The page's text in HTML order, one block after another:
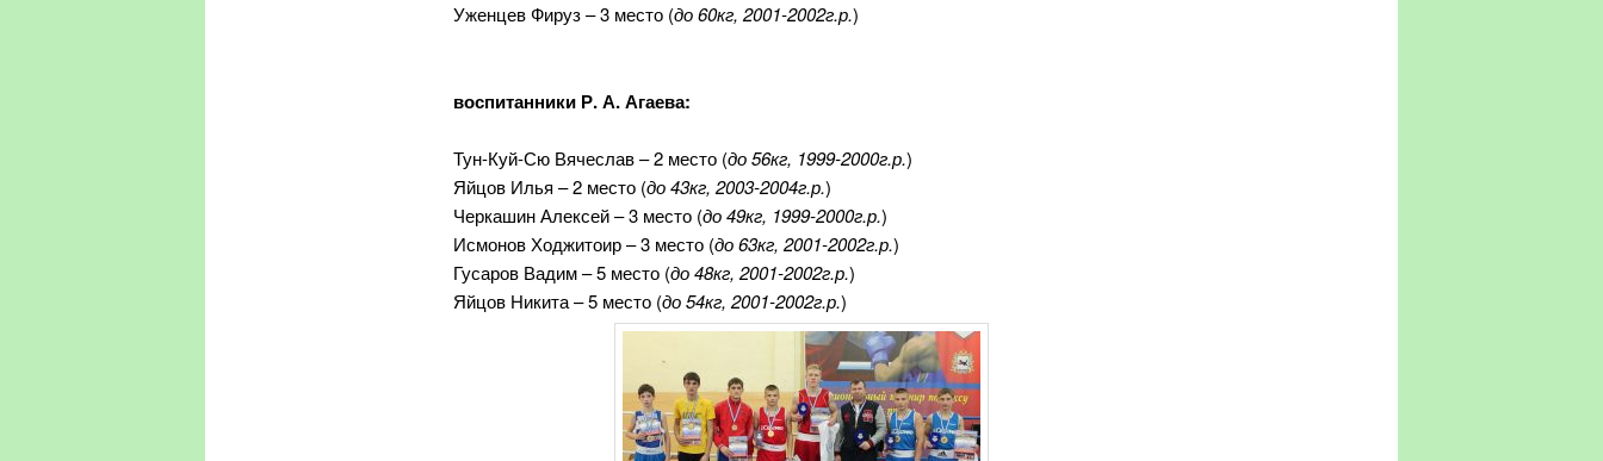
Уженцев Фируз – 3 место (до 60кг, 2001-2002г.р.)
воспитанники Р. А. Агаева:
Тун-Куй-Сю Вячеслав – 2 место (до 56кг, 1999-2000г.р.)
Яйцов Илья – 2 место (до 43кг, 2003-2004г.р.)
Черкашин Алексей – 3 место (до 49кг, 1999-2000г.р.)
Исмонов Ходжитоир – 3 место (до 63кг, 2001-2002г.р.)
Гусаров Вадим – 5 место (до 48кг, 2001-2002г.р.)
Яйцов Никита – 5 место (до 54кг, 2001-2002г.р.)